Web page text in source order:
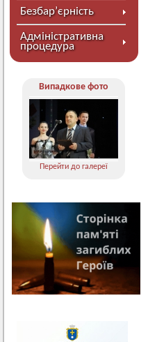
Безбар’єрність
Адміністративна
процедура
Випадкове фото
Перейти до галереї